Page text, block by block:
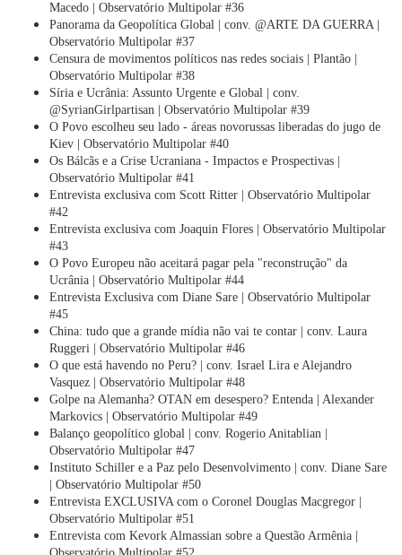
Macedo | Observatório Multipolar #36
Panorama da Geopolítica Global | conv. @ARTE DA GUERRA |
Observatório Multipolar #37
Censura de movimentos políticos nas redes sociais | Plantão |
Observatório Multipolar #38
Síria e Ucrânia: Assunto Urgente e Global | conv.
@SyrianGirlpartisan | Observatório Multipolar #39
O Povo escolheu seu lado - áreas novorussas liberadas do jugo de
Kiev | Observatório Multipolar #40
Os Bálcãs e a Crise Ucraniana - Impactos e Prospectivas |
Observatório Multipolar #41
Entrevista exclusiva com Scott Ritter | Observatório Multipolar
#42
Entrevista exclusiva com Joaquin Flores | Observatório Multipolar
#43
O Povo Europeu não aceitará pagar pela "reconstrução" da
Ucrânia | Observatório Multipolar #44
Entrevista Exclusiva com Diane Sare | Observatório Multipolar
#45
China: tudo que a grande mídia não vai te contar | conv. Laura
Ruggeri | Observatório Multipolar #46
O que está havendo no Peru? | conv. Israel Lira e Alejandro
Vasquez | Observatório Multipolar #48
Golpe na Alemanha? OTAN em desespero? Entenda | Alexander
Markovics | Observatório Multipolar #49
Balanço geopolítico global | conv. Rogerio Anitablian |
Observatório Multipolar #47
Instituto Schiller e a Paz pelo Desenvolvimento | conv. Diane Sare
| Observatório Multipolar #50
Entrevista EXCLUSIVA com o Coronel Douglas Macgregor |
Observatório Multipolar #51
Entrevista com Kevork Almassian sobre a Questão Armênia |